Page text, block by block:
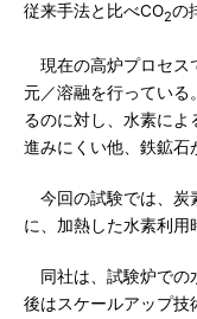
従来手法と比べCO2の
現在の高炉プロセス
元／溶融を行っている
るのに対し、水素に
進みにくい他、鉄鉱石
今回の試験では、炭
に、加熱した水素利用
同社は、試験炉での
後はスケールアップ技